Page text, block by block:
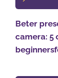
Beter
camera: 5